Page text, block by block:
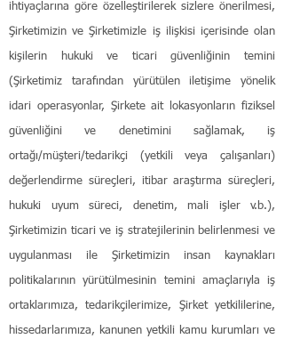
ihtiyaçlarına göre özelleştirilerek sizlere önerilmesi,
Şirketimizin ve Şirketimizle iş ilişkisi içerisinde olan
kişilerin hukuki ve ticari güvenliğinin temini
(Şirketimiz tarafından yürütülen iletişime yönelik
idari operasyonlar, Şirkete ait lokasyonların fiziksel
güvenliğini ve denetimini sağlamak, iş
ortağı/müşteri/tedarikçi (yetkili veya çalışanları)
değerlendirme süreçleri, itibar araştırma süreçleri,
hukuki uyum süreci, denetim, mali işler v.b.),
Şirketimizin ticari ve iş stratejilerinin belirlenmesi ve
uygulanması ile Şirketimizin insan kaynakları
politikalarının yürütülmesinin temini amaçlarıyla iş
ortaklarımıza, tedarikçilerimize, Şirket yetkililerine,
hissedarlarımıza, kanunen yetkili kamu kurumları ve